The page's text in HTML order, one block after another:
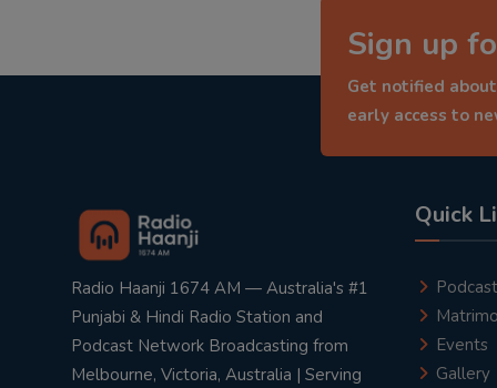
Sign up
Get notified
early access to
Radio Haanji 1674 AM — Australia's #1
Punjabi & Hindi Radio Station and
Podcast Network Broadcasting from
Melbourne, Victoria, Australia | Serving
Quick
Podcast
Events
Gallery